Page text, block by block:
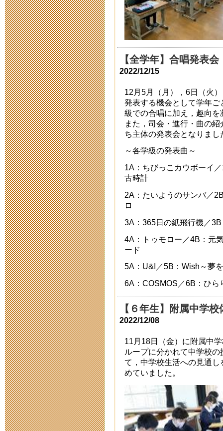
2019年2月9
み）
2018年11月12日
【追記】【公
中止のお知ら
2018年2月 2日
【公開研究会
お知らせ（実
2018年2月 1日
2018年2月3
施済み）
2017年11月13日
明日は公開研
2017年2月 3日
給食視察
2017年2月 2日
平成２８年度
動開催要項に
2016年5月12日
【全学年】合唱発表会
2022/12/15
12月5月（月），6日（火
発表する機会として学年
級での合唱に加え，趣向
また，司会・進行・曲の
ち主体の発表会となりま
～各学級の発表曲～
1A：ちびっこカウボーイ
古時計
2A：たいようのサンバ／
ロ
3A：365日の紙飛行機／
4A：トゥモロー／4B：
ード
5A：U&I／5B：Wish～夢
6A：COSMOS／6B：ひら
【６年生】附属中学
2022/12/08
11月18日（金）に附属中
ループに分かれて中学校
て，中学校生活への見通
めていました。